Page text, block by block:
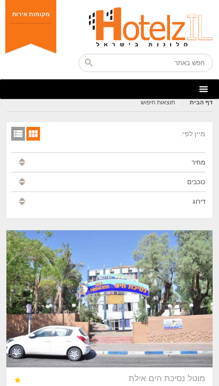
מקומות אירוח
דף הבית תוצאות חיפוש
מיין לפי:
מחיר
כוכבים
דירוג
מוטל נסיכת הים אילת 